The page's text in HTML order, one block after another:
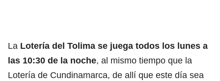
La Lotería del Tolima se juega todos los lunes a
las 10:30 de la noche, al mismo tiempo que la
Lotería de Cundinamarca, de allí que este día sea